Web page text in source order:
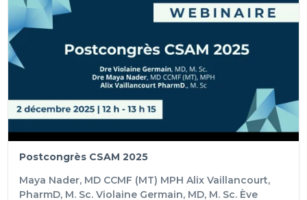
Postcongrès CSAM 2025
Maya Nader, MD CCMF (MT) MPH Alix Vaillancourt,
PharmD, M. Sc. Violaine Germain, MD, M. Sc. Ève